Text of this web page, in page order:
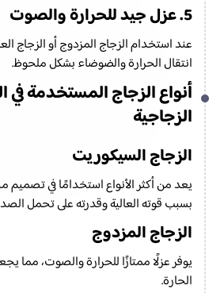
5. عزل جيد للحرارة والصوت
عند استخدام الزجاج المزدوج أو الزجاج
انتقال الحرارة والضوضاء بشكل ملحوظ.
أنواع الزجاج المستخدمة
الزجاجية
الزجاج السيكوريت
يعد من أكثر الأنواع استخدامًا في
بسبب قوته العالية وقدرته على تحمل
الزجاج المزدوج
يوفر عزلًا ممتازًا للحرارة والصوت، مما
الحارة.